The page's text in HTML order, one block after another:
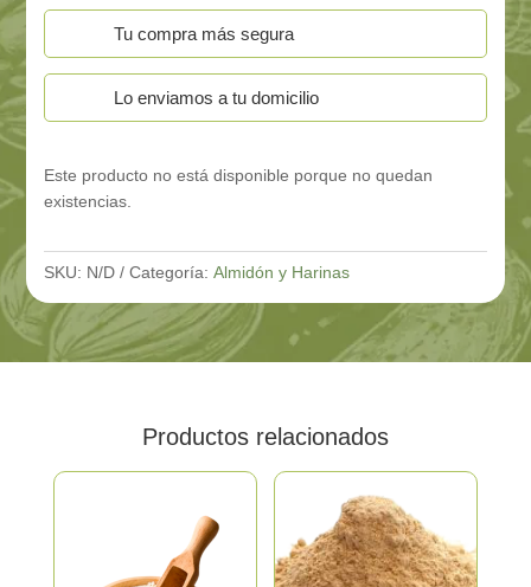
Tu compra más segura
Lo enviamos a tu domicilio
Este producto no está disponible porque no quedan
existencias.
SKU: N/D Categoría:Almidón y Harinas
Productos relacionados